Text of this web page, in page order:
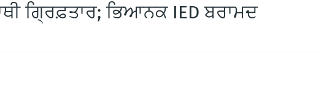
ਗ੍ਰਿਫ਼ਤਾਰ; ਭਿਆਨਕ IED ਬਰਾਮਦ